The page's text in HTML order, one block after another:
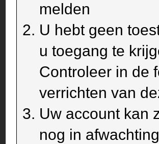
melden
U hebt geen
u toegang te
Controleer in de
verrichten van
Uw account kan
nog in